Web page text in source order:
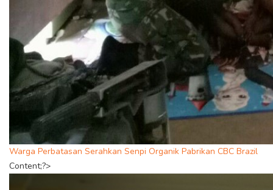
Warga Perbatasan Serahkan Senpi Organik Pabrikan CBC Brazil
Content;?>